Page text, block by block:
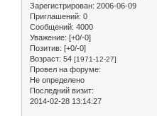
Зарегистрирован: 2006-06-09
Приглашений: 0
Сообщений: 4000
Уважение: [+0/-0]
Позитив: [+0/-0]
Возраст: 54 [1971-12-27]
Провел на форуме:
Не определено
Последний визит:
2014-02-28 13:14:27